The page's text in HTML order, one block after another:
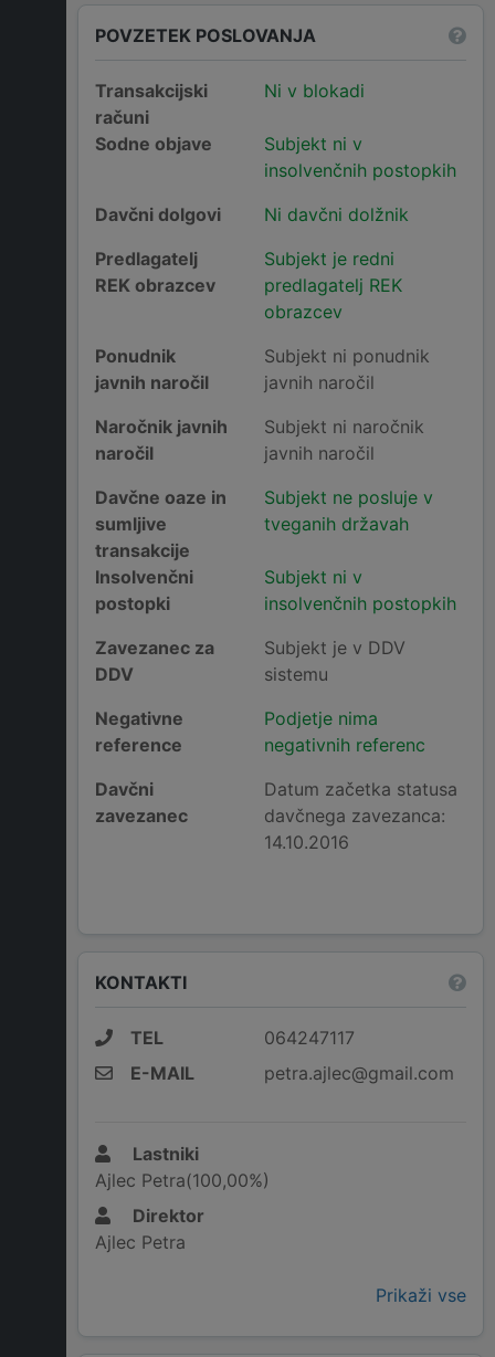
POVZETEK POSLOVANJA
Transakcijski
računi
Ni v blokadi
Sodne objave
Subjekt ni v
insolvenčnih postopkih
Davčni dolgovi
Ni davčni dolžnik
Predlagatelj
REK obrazcev
Subjekt je redni
predlagatelj REK
obrazcev
Ponudnik
javnih naročil
Subjekt ni ponudnik
javnih naročil
Naročnik javnih
naročil
Subjekt ni naročnik
javnih naročil
Davčne oaze in
sumljive
transakcije
Subjekt ne posluje v
tveganih državah
Insolvenčni
postopki
Subjekt ni v
insolvenčnih postopkih
Zavezanec za
DDV
Subjekt je v DDV
sistemu
Negativne
reference
Podjetje nima
negativnih referenc
Davčni
zavezanec
Datum začetka statusa
davčnega zavezanca:
14.10.2016
KONTAKTI
TEL
064247117
E-MAIL
petra.ajlec@gmail.com
Lastniki
Ajlec Petra(100,00%)
Direktor
Ajlec Petra
Prikaži vse